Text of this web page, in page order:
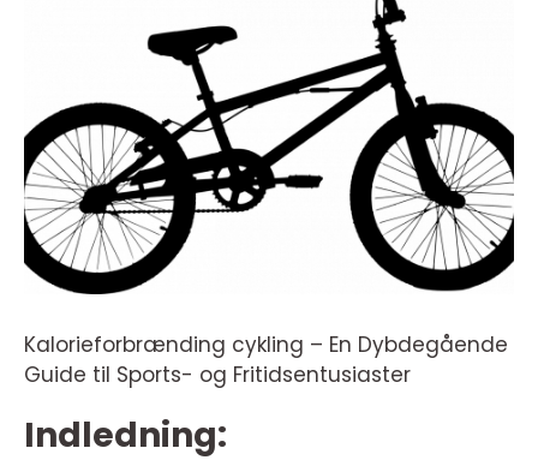
Kalorieforbrænding cykling – En Dybdegående
Guide til Sports- og Fritidsentusiaster
Indledning: